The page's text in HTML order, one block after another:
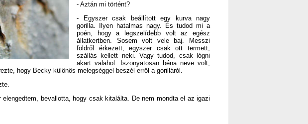
- Aztán mi történt?
- Egyszer csak beállított egy kurva nagy
gorilla. Ilyen hatalmas nagy. És tudod mi a
poén, hogy a legszelídebb volt az egész
állatkertben. Sosem volt vele baj. Messzi
földről érkezett, egyszer csak ott termett,
szállás kellett neki. Vagy tudod, csak lógni
akart valahol. Iszonyatosan béna neve volt,
hogy Becky különös melegséggel beszél erről a gorilláról.
bevallotta, hogy csak kitalálta. De nem mondta el az igazi